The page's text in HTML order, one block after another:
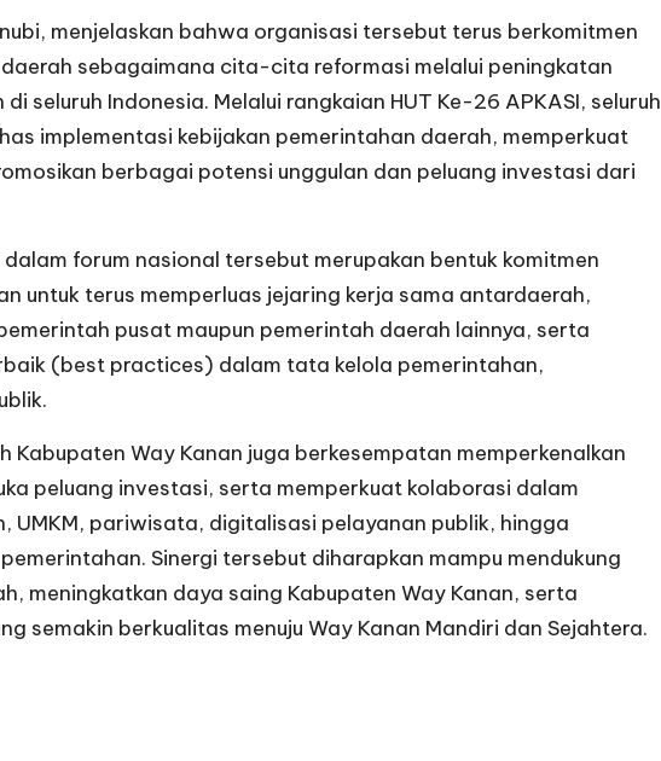
menjelaskan bahwa organisasi tersebut terus berkomitmen
sebagaimana cita-cita reformasi melalui peningkatan
seluruh Indonesia. Melalui rangkaian HUT Ke-26 APKASI, seluruh
implementasi kebijakan pemerintahan daerah, memperkuat
berbagai potensi unggulan dan peluang investasi dari
forum nasional tersebut merupakan bentuk komitmen
untuk terus memperluas jejaring kerja sama antardaerah,
pusat maupun pemerintah daerah lainnya, serta
(best practices) dalam tata kelola pemerintahan,
Kabupaten Way Kanan juga berkesempatan memperkenalkan
peluang investasi, serta memperkuat kolaborasi dalam
UMKM, pariwisata, digitalisasi pelayanan publik, hingga
Sinergi tersebut diharapkan mampu mendukung
meningkatkan daya saing Kabupaten Way Kanan, serta
semakin berkualitas menuju Way Kanan Mandiri dan Sejahtera.